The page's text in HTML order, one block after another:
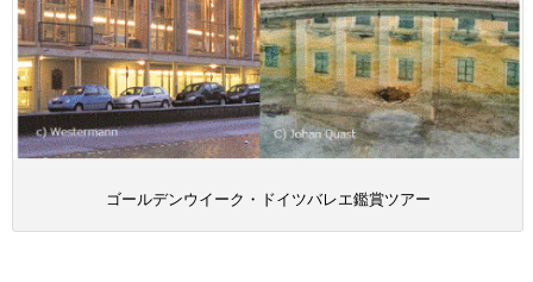
ゴールデンウイーク・ドイツバレエ鑑賞ツアー